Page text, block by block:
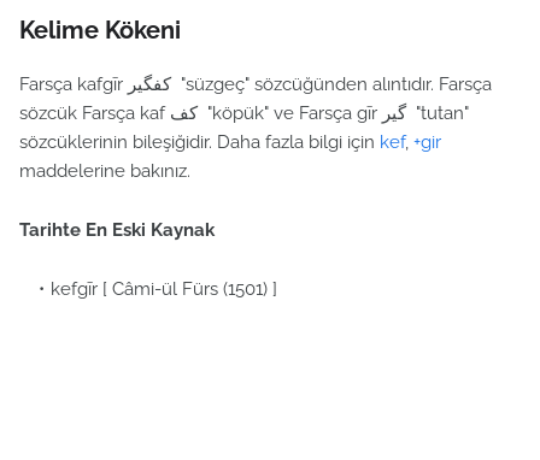
Kelime Kökeni
Farsça kafgīr كفگير "süzgeç" sözcüğünden alıntıdır. Farsça
sözcük Farsça kaf كف "köpük" ve Farsça gīr گير "tutan"
sözcüklerinin bileşiğidir. Daha fazla bilgi için kef, +gir
maddelerine bakınız.
Tarihte En Eski Kaynak
kefgīr [ Câmi-ül Fürs (1501) ]